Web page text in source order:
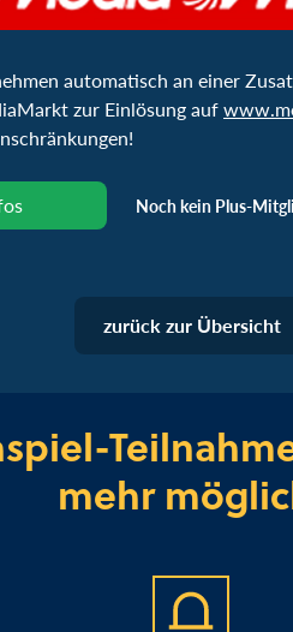
automatisch an einer
zur Einlösung auf
Noch kein Plus-
zurück zur Übersicht
mehr